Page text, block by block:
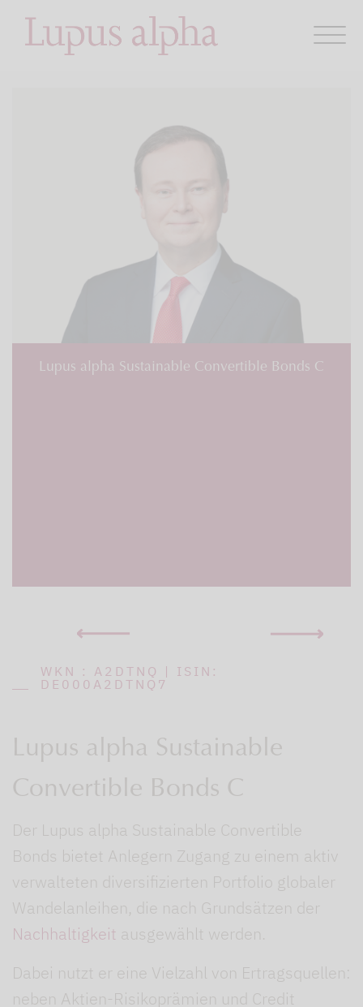
Lupus alpha Sustainable Convertible Bonds C
WKN : A2DTNQ | ISIN:
DE000A2DTNQ7
Lupus alpha Sustainable
Convertible Bonds C
Der Lupus alpha Sustainable Convertible
Bonds bietet Anlegern Zugang zu einem aktiv
verwalteten diversifizierten Portfolio globaler
Wandelanleihen, die nach Grundsätzen der
Nachhaltigkeit ausgewählt werden.
Dabei nutzt er eine Vielzahl von Ertragsquellen:
neben Aktien-Risikoprämien und Credit